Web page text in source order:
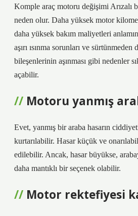
Komple araç motoru değişimi Arızalı
neden olur. Daha yüksek motor
daha yüksek bakım maliyetleri
aşırı ısınma sorunları ve sürtünmeden
bileşenlerinin aşınması gibi nedenler
açabilir.
Motoru yanmış
Evet, yanmış bir araba hasarın
kurtarılabilir. Hasar küçük ve
edilebilir. Ancak, hasar büyükse,
daha mantıklı bir seçenek olabilir.
Motor rektefiyesi